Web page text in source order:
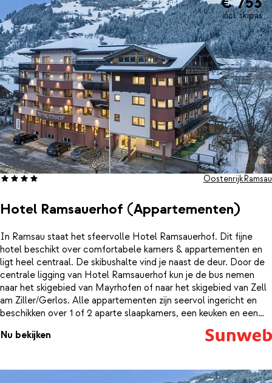
incl. skipas
Hotel Ramsauerhof (Appartementen)
OostenrijkRamsau
In Ramsau staat het sfeervolle Hotel Ramsauerhof. Dit fijne
hotel beschikt over comfortabele kamers & appartementen en
ligt heel centraal. De skibushalte vind je naast de deur. Door de
centrale ligging van Hotel Ramsauerhof kun je de bus nemen
naar het skigebied van Mayrhofen of naar het skigebied van Zell
am Ziller/Gerlos. Alle appartementen zijn seervol ingericht en
beschikken over 1 of 2 aparte slaapkamers, een keuken en een
balkon. Na een dag vol winterse indrukken kom je weer helemaal
bij in de sauna en kun je rustig een paar baantjes trekken in het
Nu bekijken